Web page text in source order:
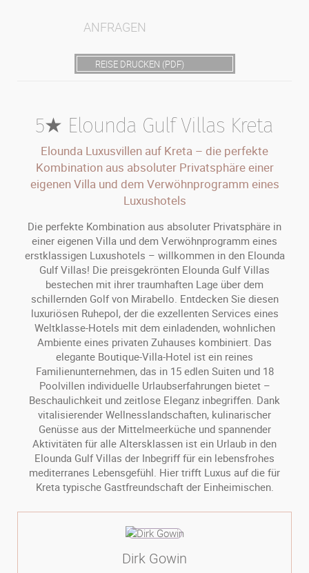
ANFRAGEN
REISE DRUCKEN (PDF)
5★ Elounda Gulf Villas Kreta
Elounda Luxusvillen auf Kreta – die perfekte
Kombination aus absoluter Privatsphäre einer
eigenen Villa und dem Verwöhnprogramm eines
Luxushotels
Die perfekte Kombination aus absoluter Privatsphäre in
einer eigenen Villa und dem Verwöhnprogramm eines
erstklassigen Luxushotels – willkommen in den Elounda
Gulf Villas! Die preisgekrönten Elounda Gulf Villas
bestechen mit ihrer traumhaften Lage über dem
schillernden Golf von Mirabello. Entdecken Sie diesen
luxuriösen Ruhepol, der die exzellenten Services eines
Weltklasse-Hotels mit dem einladenden, wohnlichen
Ambiente eines privaten Zuhauses kombiniert. Das
elegante Boutique-Villa-Hotel ist ein reines
Familienunternehmen, das in 15 edlen Suiten und 18
Poolvillen individuelle Urlaubserfahrungen bietet –
Beschaulichkeit und zeitlose Eleganz inbegriffen. Dank
vitalisierender Wellnesslandschaften, kulinarischer
Genüsse aus der Mittelmeerküche und spannender
Aktivitäten für alle Altersklassen ist ein Urlaub in den
Elounda Gulf Villas der Inbegriff für ein lebensfrohes
mediterranes Lebensgefühl. Hier trifft Luxus auf die für
Kreta typische Gastfreundschaft der Einheimischen.
Dirk Gowin